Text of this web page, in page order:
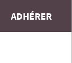
ADHÉRER